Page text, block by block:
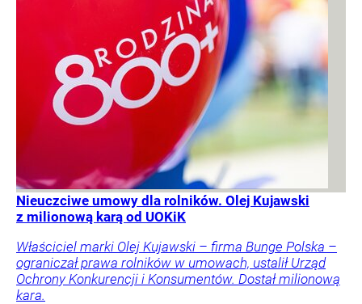
Nieuczciwe umowy dla rolników. Olej Kujawski
z milionową karą od UOKiK
Właściciel marki Olej Kujawski – firma Bunge Polska –
ograniczał prawa rolników w umowach, ustalił Urząd
Ochrony Konkurencji i Konsumentów. Dostał milionową
kara.